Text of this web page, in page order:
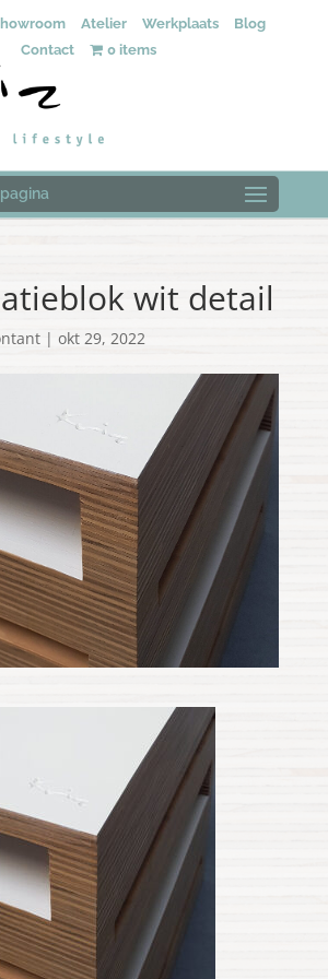
Atelier Werkplaats
Blog
Contact
0 items
wit detail
| okt 29, 2022